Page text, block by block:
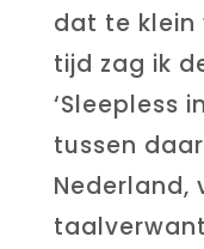
dat te klein
tijd zag ik
‘Sleepless
tussen
Nederland,